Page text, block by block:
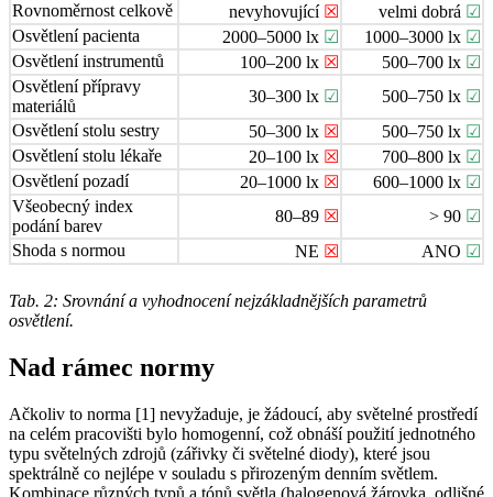
Rovnoměrnost celkově
nevyhovující ☒ velmi dobrá ☑
Osvětlení pacienta
2000–5000 lx ☑ 1000–3000 lx ☑
Osvětlení instrumentů
100–200 lx ☒ 500–700 lx ☑
Osvětlení přípravy
materiálů
30–300 lx ☑ 500–750 lx ☑
Osvětlení stolu sestry
50–300 lx ☒ 500–750 lx ☑
Osvětlení stolu lékaře
20–100 lx ☒ 700–800 lx ☑
Osvětlení pozadí
20–1000 lx ☒ 600–1000 lx ☑
Všeobecný index
podání barev
80–89 ☒ > 90 ☑
Shoda s normou
NE ☒ ANO ☑
Tab. 2: Srovnání a vyhodnocení nejzákladnějších parametrů
osvětlení.
Nad rámec normy
Ačkoliv to norma [1] nevyžaduje, je žádoucí, aby světelné prostředí
na celém pracovišti bylo homogenní, což obnáší použití jednotného
typu světelných zdrojů (zářivky či světelné diody), které jsou
spektrálně co nejlépe v souladu s přirozeným denním světlem.
Kombinace různých typů a tónů světla (halogenová žárovka, odlišné